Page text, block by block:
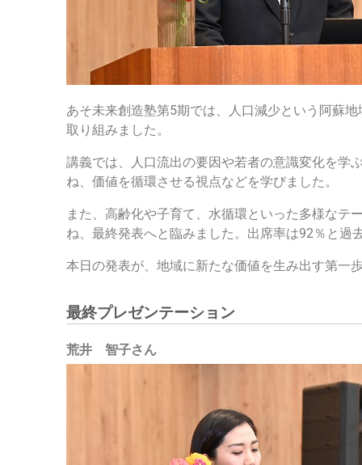
あそ未来創造塾第5期では、人口減少という阿蘇
取り組みました。
講義では、人口流出の要因や若者の意識変化を学
ね、価値を循環させる視点などを学びました。
また、高齢化や子育て、水循環といった多様なテ
ね、最終発表へと臨みました。出席率は92％と
本日の発表が、地域に新たな価値を生み出す第一
最終プレゼンテーション
荒井 智子さん